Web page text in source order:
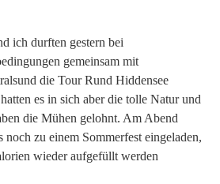
ich durften gestern bei
gemeinsam mit
die Tour Rund Hiddensee
es in sich aber die tolle Natur und
die Mühen gelohnt. Am Abend
zu einem Sommerfest eingeladen,
wieder aufgefüllt werden